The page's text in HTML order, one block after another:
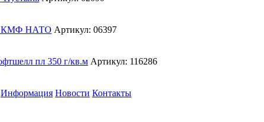
Артикул: 06397
Артикул: 116286
Информация Новости Контакты